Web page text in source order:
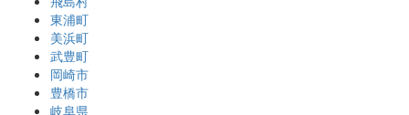
東浦町
美浜町
武豊町
岡崎市
豊橋市
岐阜県